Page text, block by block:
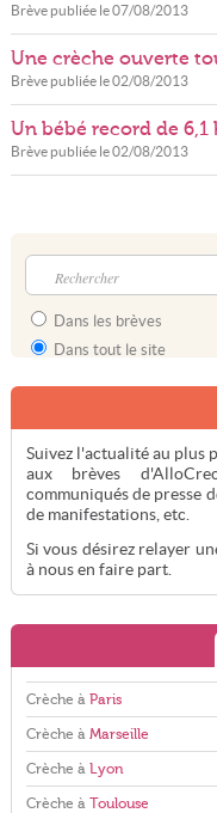
Brève publiée le07/08/2013
Une crèche ouverte
Brève publiée le02/08/2013
Un bébé record de 6,1
Brève publiée le02/08/2013
Dans les brèves
Dans tout le site
Suivez l'actualité au plus
aux brèves
communiqués de presse
de manifestations, etc.
Si vous désirez relayer
à nous en faire part.
Crèche à Paris
Crèche à Marseille
Crèche à Lyon
Crèche à Toulouse